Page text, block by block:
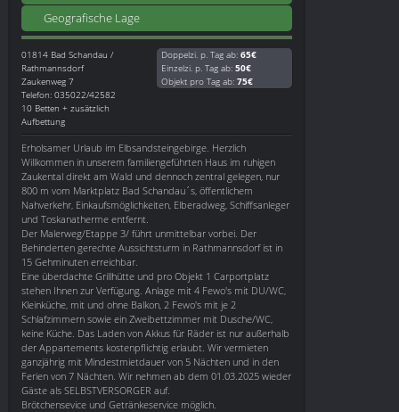
Geografische Lage
01814 Bad Schandau /
Rathmannsdorf
Zaukenweg 7
Telefon: 035022/42582
10 Betten + zusätzlich
Aufbettung
Doppelzi. p. Tag ab: 65€
Einzelzi. p. Tag ab: 50€
Objekt pro Tag ab: 75€
Erholsamer Urlaub im Elbsandsteingebirge. Herzlich
Willkommen in unserem familiengeführten Haus im ruhigen
Zaukental direkt am Wald und dennoch zentral gelegen, nur
800 m vom Marktplatz Bad Schandau´s, öffentlichem
Nahverkehr, Einkaufsmöglichkeiten, Elberadweg, Schiffsanleger
und Toskanatherme entfernt.
Der Malerweg/Etappe 3/ führt unmittelbar vorbei. Der
Behinderten gerechte Aussichtsturm in Rathmannsdorf ist in
15 Gehminuten erreichbar.
Eine überdachte Grillhütte und pro Objekt 1 Carportplatz
stehen Ihnen zur Verfügung. Anlage mit 4 Fewo's mit DU/WC,
Kleinküche, mit und ohne Balkon, 2 Fewo's mit je 2
Schlafzimmern sowie ein Zweibettzimmer mit Dusche/WC,
keine Küche. Das Laden von Akkus für Räder ist nur außerhalb
der Appartements kostenpflichtig erlaubt. Wir vermieten
ganzjährig mit Mindestmietdauer von 5 Nächten und in den
Ferien von 7 Nächten. Wir nehmen ab dem 01.03.2025 wieder
Gäste als SELBSTVERSORGER auf.
Brötchensevice und Getränkeservice möglich.